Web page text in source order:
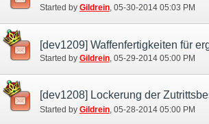
Started by Gildrein ‎, 05-30-2014 05:03 PM
Started by Gildrein‎, 05-29-2014 05:00 PM
Started by Gildrein ‎, 05-28-2014 05:00 PM